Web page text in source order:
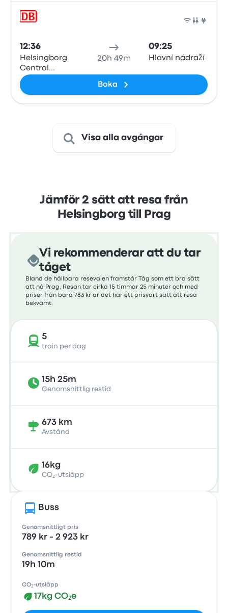
12:36
Helsingborg
Central
Station
20h 49m
09:25
Hlavní nádraží
Boka
Visa alla avgångar
Jämför 2 sätt att resa från
Helsingborg till Prag
Vi rekommenderar att du tar
tåget
Bland de hållbara resevalen framstår Tåg som ett bra sätt
att nå Prag. Resan tar cirka 15 timmar 25 minuter och med
priser från bara 783 kr är det här ett prisvärt sätt att resa
bekvämt.
5
train per dag
15h 25m
Genomsnittlig restid
673 km
Avstånd
16kg
CO₂-utsläpp
Buss
Genomsnittligt pris
789 kr - 2 923 kr
Genomsnittlig restid
19h 10m
CO₂-utsläpp
17kg CO₂e